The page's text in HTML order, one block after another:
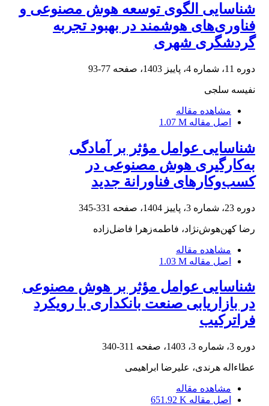
شناسایی الگوی توسعه هوش مصنوعی و
فناوری‌های هوشمند در بهبود تجربه
گردشگری شهری
دوره 11، شماره 4، پاییز 1403، صفحه 77-93
نفیسه سلجی
مشاهده مقاله
اصل مقاله 1.07 M
شناسایی عوامل مؤثر بر آمادگی
به‌کارگیری هوش مصنوعی در
کسب‌وکارهای فناورانة جدید
دوره 23، شماره 3، پاییز 1404، صفحه 331-345
رضا کهن‌هوش‌نژاد، فاطمه‌زهرا فاضل‌زاده
مشاهده مقاله
اصل مقاله 1.03 M
شناسایی عوامل مؤثر بر هوش مصنوعی
در بازاریابی صنعت بانکداری با رویکرد
فراترکیب
دوره 3، شماره 3، 1403، صفحه 311-340
عطاءاله هرندی، علیرضا ابراهیمی
مشاهده مقاله
اصل مقاله 651.92 K